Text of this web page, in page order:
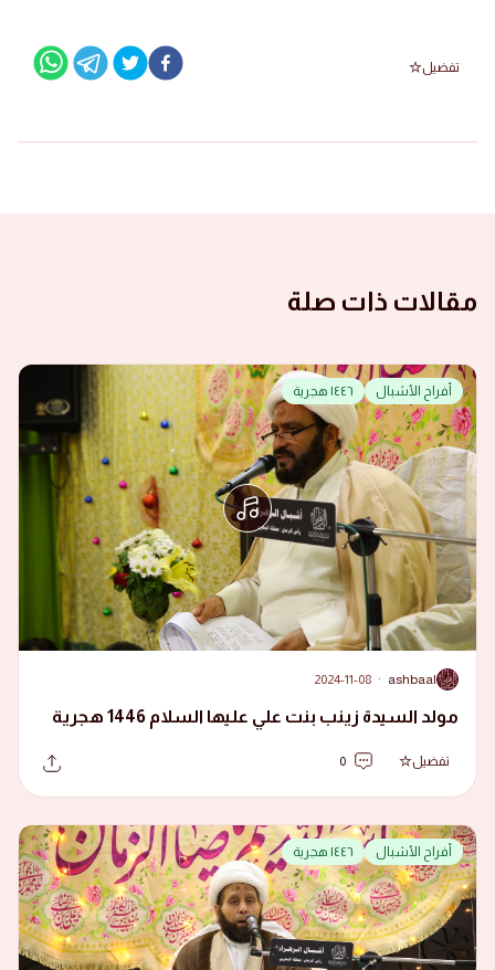
تفضيل
مقالات ذات صلة
أفراح الأشبال ١٤٤٦ هجرية
A
ashbaal
·
2024-11-08
مولد السيدة زينب بنت علي عليها السلام 1446 هجرية
تفضيل 0
أفراح الأشبال ١٤٤٦ هجرية